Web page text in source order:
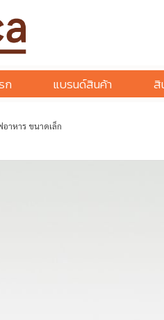
ก แบรนด์สินค้า สิ
อาหาร ขนาดเล็ก